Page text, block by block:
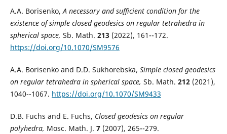
A.A. Borisenko,A necessary and sufficient condition for the
existence of simple closed geodesics on regular tetrahedra in
spherical space, Sb. Math. 213 (2022), 161--172.
https://doi.org/10.1070/SM9576
A.A. Borisenko and D.D. Sukhorebska, Simple closed geodesics
on regular tetrahedra in spherical space, Sb. Math. 212(2021),
1040--1067. https://doi.org/10.1070/SM9433
D.B. Fuchs and E. Fuchs, Closed geodesics on regular
polyhedra, Mosc. Math. J. 7(2007), 265--279.